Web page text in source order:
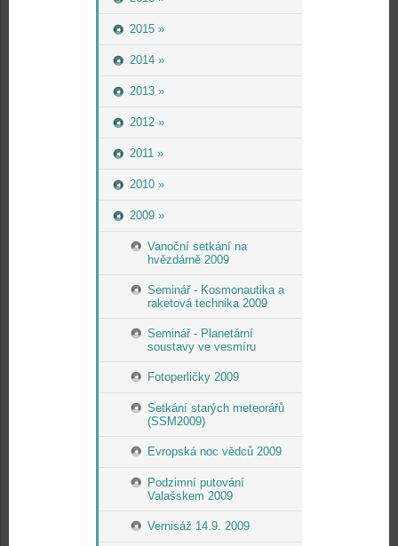
2015 »
2014 »
2013 »
2012 »
2011 »
2010 »
2009 »
Vanoční setkání na
hvězdárně 2009
Seminář - Kosmonautika a
raketová technika 2009
Seminář - Planetární
soustavy ve vesmíru
Fotoperličky 2009
Setkání starých meteorářů
(SSM2009)
Evropská noc vědců 2009
Podzimní putování
Valašskem 2009
Vernisáž 14.9. 2009